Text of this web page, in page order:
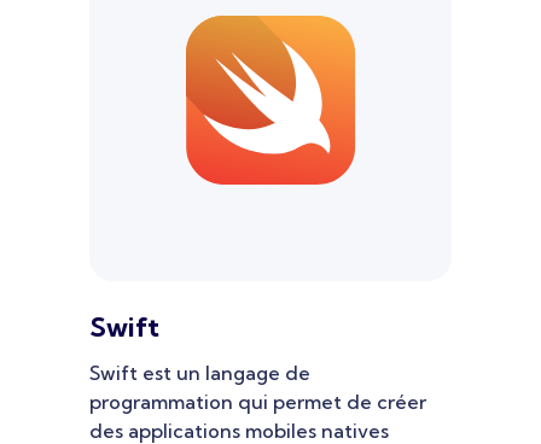
Swift
Swift est un langage de
programmation qui permet de créer
des applications mobiles natives